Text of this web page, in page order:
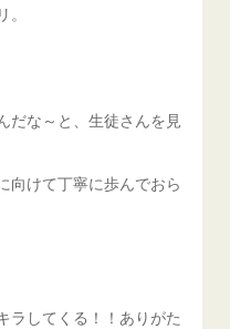
だな～と、生徒さんを見
向けて丁寧に歩んでおら
ラしてくる！！ありがた